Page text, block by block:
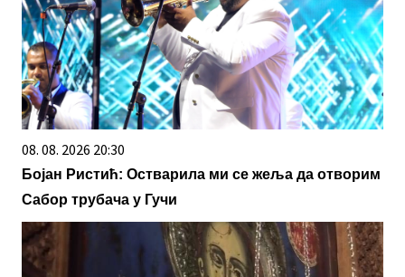
08. 08. 2026 20:30
Бојан Ристић: Остварила ми се жеља да отворим
Сабор трубача у Гучи